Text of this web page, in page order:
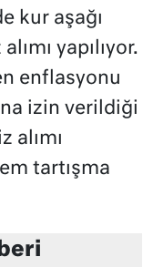
kur aşağı
yapılıyor.
enflasyonu
izin verildiği
alımı
tartışma